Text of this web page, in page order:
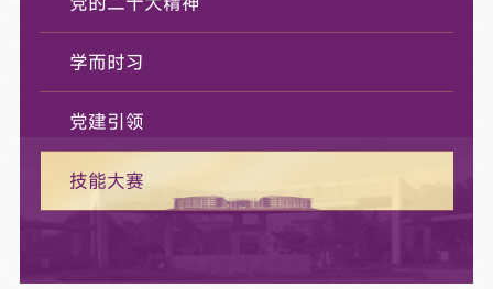
学而时习
党建引领
技能大赛